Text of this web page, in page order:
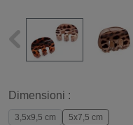
Dimensioni :
3,5x9,5 cm 5x7,5 cm